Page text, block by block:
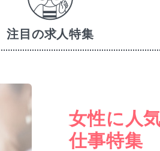
注目の求人特集
女性に人
仕事特集